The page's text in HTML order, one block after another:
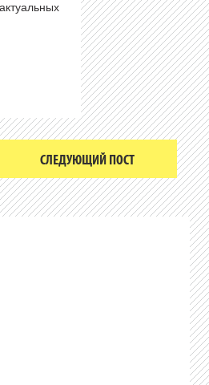
СЛЕДУЮЩИЙ ПОСТ